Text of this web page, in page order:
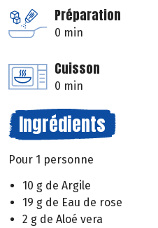
Préparation
0 min
Cuisson
0 min
Ingrédients
Pour 1 personne
10 g de Argile
19 g de Eau de rose
2 g de Aloé vera